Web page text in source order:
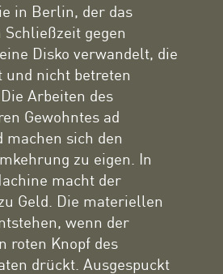
in Berlin, der das
gegen
Disko verwandelt, die
nicht betreten
Arbeiten des
Gewohntes ad
machen sich den
zu eigen. In
macht der
Geld. Die materiellen
wenn der
roten Knopf des
drückt. Ausgespuckt